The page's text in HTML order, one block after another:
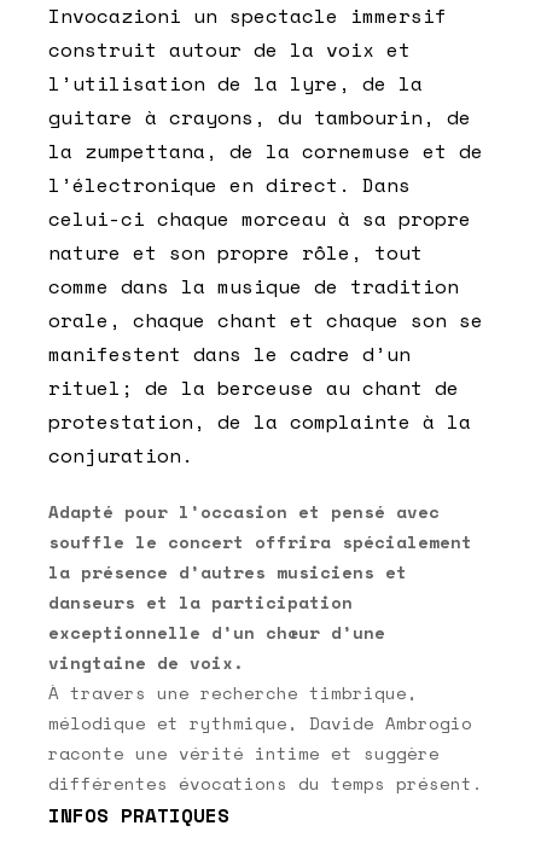
Invocazioni un spectacle immersif
construit autour de la voix et
l’utilisation de la lyre, de la
guitare à crayons, du tambourin, de
la zumpettana, de la cornemuse et de
l’électronique en direct. Dans
celui-ci chaque morceau à sa propre
nature et son propre rôle, tout
comme dans la musique de tradition
orale, chaque chant et chaque son se
manifestent dans le cadre d’un
rituel; de la berceuse au chant de
protestation, de la complainte à la
conjuration.
Adapté pour l’occasion et pensé avec
souffle le concert offrira spécialement
la présence d’autres musiciens et
danseurs et la participation
exceptionnelle d’un chœur d’une
vingtaine de voix.
À travers une recherche timbrique,
mélodique et rythmique, Davide Ambrogio
raconte une vérité intime et suggère
différentes évocations du temps présent.
INFOS PRATIQUES